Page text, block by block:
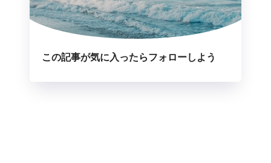
この記事が気に入ったらフォローしよう